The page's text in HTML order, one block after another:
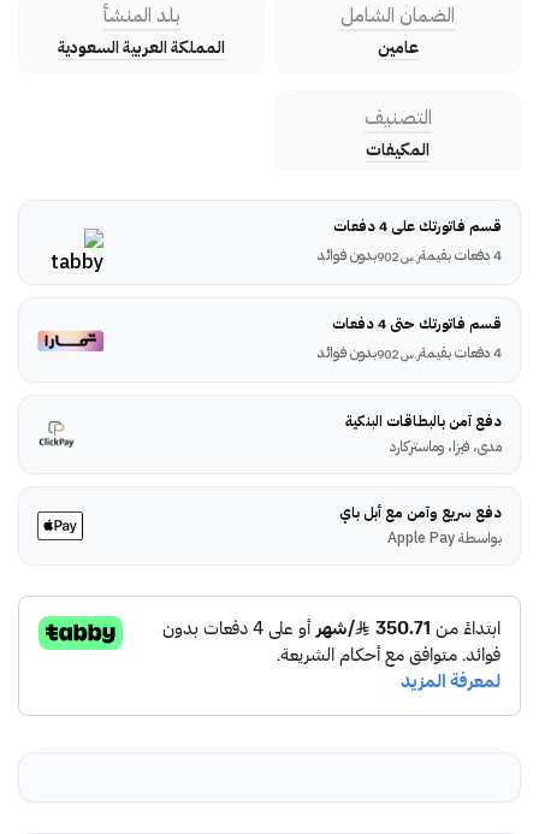
الضمان الشامل
عامين
بلد المنشأ
المملكة العربية السعودية
التصنيف
المكيفات
قسم فاتورتك على 4 دفعات
4 دفعات بقيمة
ر.س بدون فوائد
قسم فاتورتك حتى 4 دفعات
4 دفعات بقيمة
ر.س بدون فوائد
دفع آمن بالبطاقات البنكية
مدى، فيزا، وماستركارد
دفع سريع وآمن مع أبل باي
بواسطة Apple Pay